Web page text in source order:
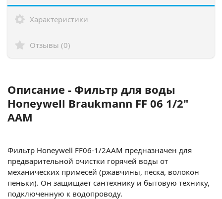
Характеристики
Отзывы (0)
Описание - Фильтр для воды
Honeywell Braukmann FF 06 1/2"
ААМ
Фильтр Honeywell FF06-1/2AAM предназначен для
предварительной очистки горячей воды от
механических примесей (ржавчины, песка, волокон
пеньки). Он защищает сантехнику и бытовую технику,
подключенную к водопроводу.